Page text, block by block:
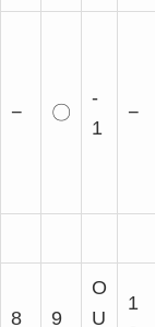
− 〇
-
1
−
8 9
O
U
1